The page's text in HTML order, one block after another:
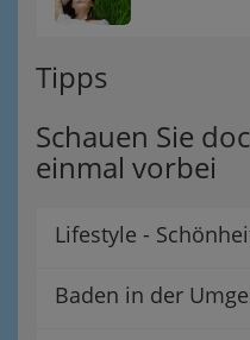
Tipps
Schauen Sie
einmal vorbei
Lifestyle -
Baden in der